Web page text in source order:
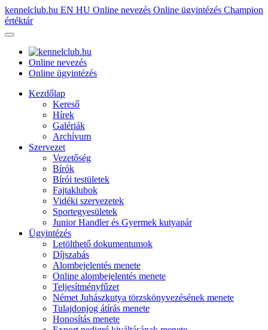
kennelclub.hu EN HU Online nevezés Online ügyintézés Champion
értéktár
Online nevezés
Online ügyintézés
Kezdőlap
Kereső
Hírek
Galériák
Archívum
Szervezet
Vezetőség
Bírók
Bírói testületek
Fajtaklubok
Vidéki szervezetek
Sportegyesületek
Junior Handler és Gyermek kutyapár
Ügyintézés
Letölthető dokumentumok
Díjszabás
Alombejelentés menete
Online alombejelentés menete
Teljesítményfűzet
Német Juhászkutya törzskönyvezésének menete
Tulajdonjog átírás menete
Honosítás menete